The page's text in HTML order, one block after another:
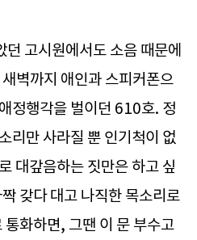
고시원에서도 소음 때문에
벽까지 애인과 스피커폰으
정행각을 벌이던 610호. 정
리만 사라질 뿐 인기척이 없
대갚음하는 짓만은 하고 싶
갖다 대고 나직한 목소리로
화하면, 그땐 이 문 부수고